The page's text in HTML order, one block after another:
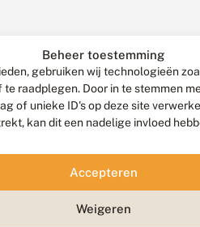
Beheer toestemming
gebruiken wij technologieën
raadplegen. Door in te stemmen
of unieke ID's op deze site
kan dit een nadelige invloed
Accepteren
Weigeren